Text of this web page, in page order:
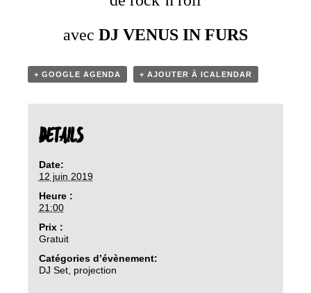
avec DJ VENUS IN FURS
+ GOOGLE AGENDA + AJOUTER À ICALENDAR
DETAILS
Date:
12 juin 2019
Heure :
21:00
Prix :
Gratuit
Catégories d’évènement:
DJ Set, projection